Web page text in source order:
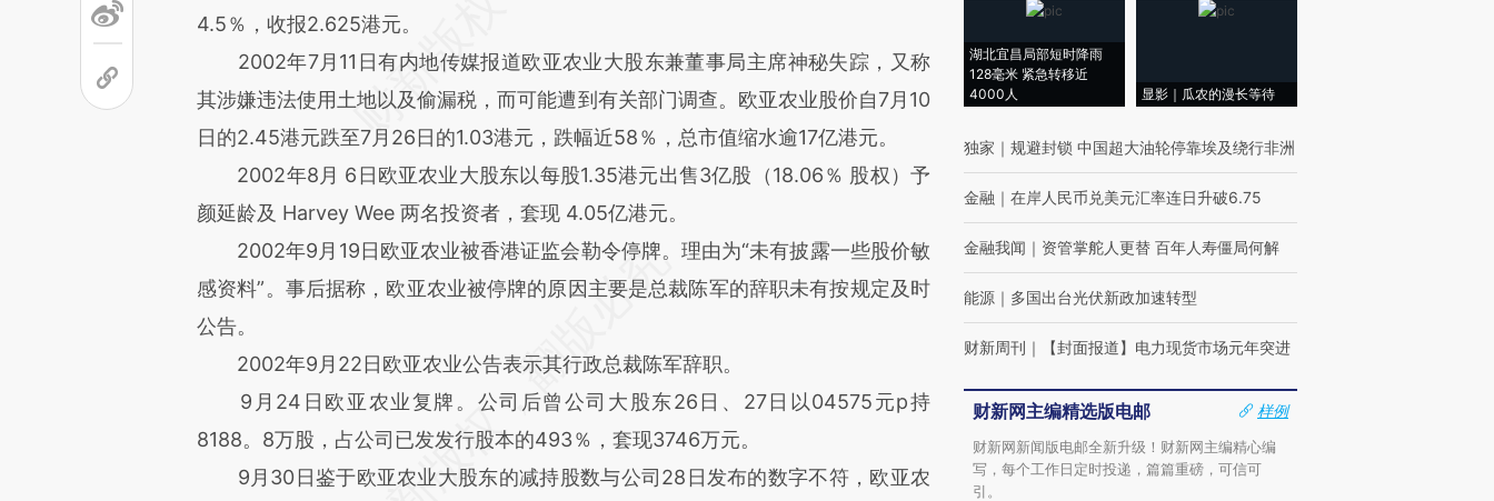
4.5％，收报2.625港元。
2002年7月11日有内地传媒报道欧亚农业大股东兼董事局主席神秘失踪，又称
其涉嫌违法使用土地以及偷漏税，而可能遭到有关部门调查。欧亚农业股价自7月10
日的2.45港元跌至7月26日的1.03港元，跌幅近58％，总市值缩水逾17亿港元。
2002年8月 6日欧亚农业大股东以每股1.35港元出售3亿股（18.06％ 股权）予
颜延龄及 Harvey Wee 两名投资者，套现 4.05亿港元。
2002年9月19日欧亚农业被香港证监会勒令停牌。理由为“未有披露一些股价敏
感资料”。事后据称，欧亚农业被停牌的原因主要是总裁陈军的辞职未有按规定及时
公告。
2002年9月22日欧亚农业公告表示其行政总裁陈军辞职。
9月24日欧亚农业复牌。公司后曾公司大股东26日、27日以04575元p持
8188。8万股，占公司已发发行股本的493％，套现3746万元。
9月30日鉴于欧亚农业大股东的减持股数与公司28日发布的数字不符，欧亚农
湖北宜昌局部短时降雨
128毫米 紧急转移近
4000人
显影｜瓜农的漫长等待
独家 ｜ 规避封锁 中国超大油轮停靠埃及绕行非洲
金融 ｜ 在岸人民币兑美元汇率连日升破6.75
金融我闻 ｜ 资管掌舵人更替 百年人寿僵局何解
能源 ｜ 多国出台光伏新政加速转型
财新周刊 ｜ 【封面报道】电力现货市场元年突进
财新网主编精选版电邮
样例
财新网新闻版电邮全新升级！财新网主编精心编
写，每个工作日定时投递，篇篇重磅，可信可
引。